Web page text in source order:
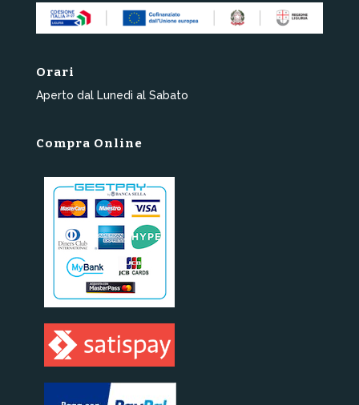
Orari
Aperto dal Lunedì al Sabato
Compra Online